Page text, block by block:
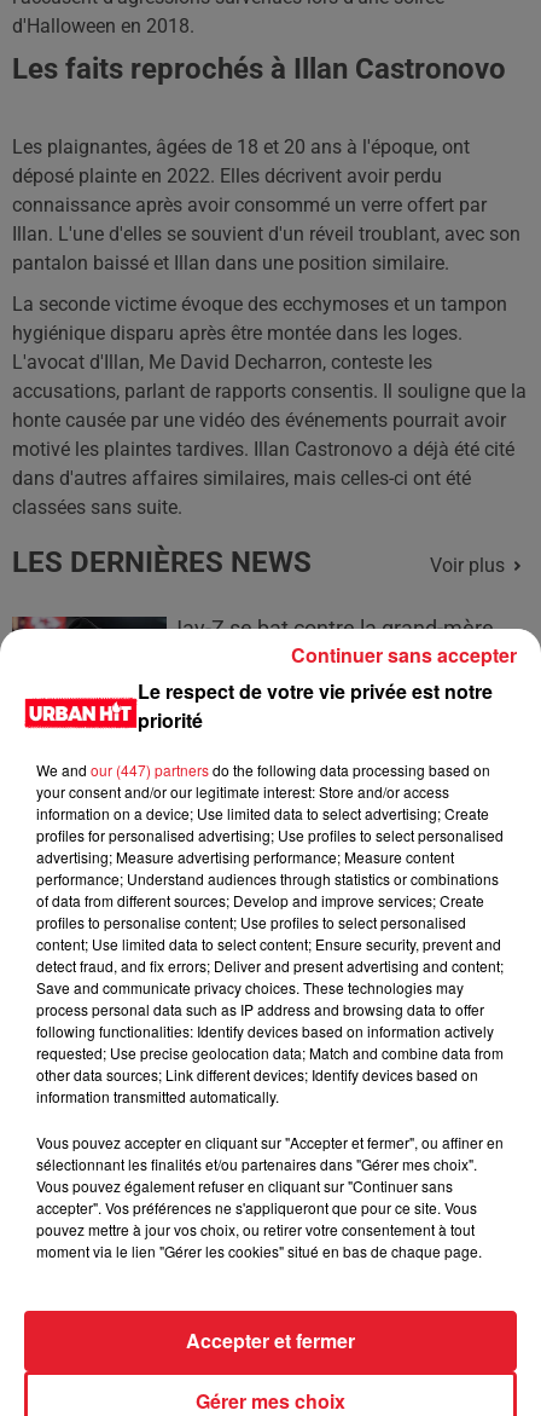
d'Halloween en 2018.
Les faits reprochés à Illan Castronovo
Les plaignantes, âgées de 18 et 20 ans à l'époque, ont
déposé plainte en 2022. Elles décrivent avoir perdu
connaissance après avoir consommé un verre offert par
Illan. L'une d'elles se souvient d'un réveil troublant, avec son
pantalon baissé et Illan dans une position similaire.
La seconde victime évoque des ecchymoses et un tampon
hygiénique disparu après être montée dans les loges.
L'avocat d'Illan, Me David Decharron, conteste les
accusations, parlant de rapports consentis. Il souligne que la
honte causée par une vidéo des événements pourrait avoir
motivé les plaintes tardives. Illan Castronovo a déjà été cité
dans d'autres affaires similaires, mais celles-ci ont été
classées sans suite.
LES DERNIÈRES NEWS Voir plus
Jay-Z se bat contre la grand-mère
d'un homme prétendant être son fils
Cassie met fin à une ex-escorte
masculine dans sa bataille...
Des vitres tombent de la tour
Montparnasse : des désaccords
entre...
Incendies en Gironde : encore
plusieurs semaines avant
l'extinction...
Le respect de votre vie privée est notre
priorité
We and our (447) partnersdo the following data processing based on
your consent and/or our legitimate interest: Store and/or access
information on a device; Use limited data to select advertising; Create
profiles for personalised advertising; Use profiles to select personalised
advertising; Measure advertising performance; Measure content
performance; Understand audiences through statistics or combinations
of data from different sources; Develop and improve services; Create
profiles to personalise content; Use profiles to select personalised
content; Use limited data to select content; Ensure security, prevent and
detect fraud, and fix errors; Deliver and present advertising and content;
Save and communicate privacy choices. These technologies may
process personal data such as IP address and browsing data to offer
following functionalities: Identify devices based on information actively
requested; Use precise geolocation data; Match and combine data from
other data sources; Link different devices; Identify devices based on
information transmitted automatically.
Vous pouvez accepter en cliquant sur "Accepter et fermer", ou affiner en
sélectionnant les finalités et/ou partenaires dans "Gérer mes choix".
Vous pouvez également refuser en cliquant sur "Continuer sans
accepter". Vos préférences ne s'appliqueront que pour ce site. Vous
pouvez mettre à jour vos choix, ou retirer votre consentement à tout
moment via le lien "Gérer les cookies" situé en bas de chaque page.
Gérer mes choix
Accepter et fermer
Continuer sans accepter